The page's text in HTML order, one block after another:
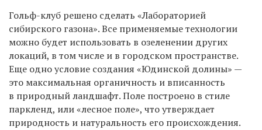
Гольф-клуб решено сделать «Лабораторией
сибирского газона». Все применяемые технологии
можно будет использовать в озеленении других
локаций, в том числе и в городском пространстве.
Еще одно условие создания «Юдинской долины» —
это максимальная органичность и вписанность
в природный ландшафт. Поле построено в стиле
паркленд, или «лесное поле», что утверждает
природность и натуральность его происхождения.